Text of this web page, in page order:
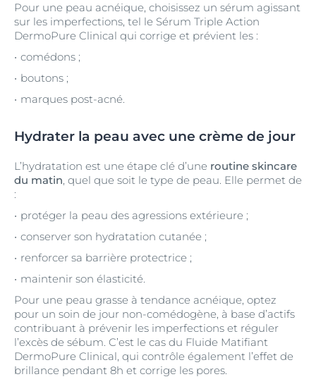
Pour une peau acnéique, choisissez un sérum agissant
sur les imperfections, tel le Sérum Triple Action
DermoPure Clinical qui corrige et prévient les :
comédons ;
boutons ;
marques post-acné.
Hydrater la peau avec une crème de jour
L’hydratation est une étape clé d’une routine skincare
du matin, quel que soit le type de peau. Elle permet de
:
protéger la peau des agressions extérieure ;
conserver son hydratation cutanée ;
renforcer sa barrière protectrice ;
maintenir son élasticité.
Pour une peau grasse à tendance acnéique, optez
pour un soin de jour non-comédogène, à base d’actifs
contribuant à prévenir les imperfections et réguler
l’excès de sébum. C’est le cas du Fluide Matifiant
DermoPure Clinical, qui contrôle également l’effet de
brillance pendant 8h et corrige les pores.